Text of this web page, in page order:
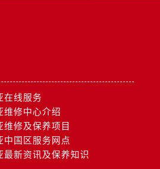
在线服务
维修中心介绍
维修及保养项目
中国区服务网点
最新资讯及保养知识